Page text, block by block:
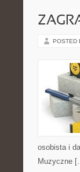
POSTED
osobista i
Muzyczne